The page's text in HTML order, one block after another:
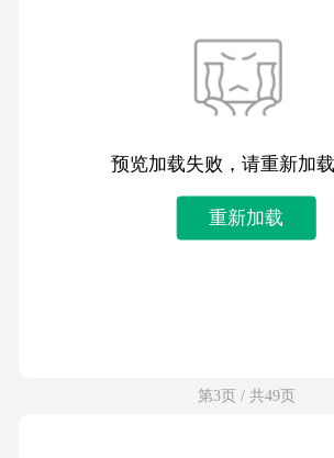
预览加载失败，请重新加
重新加载
第3页 / 共49页